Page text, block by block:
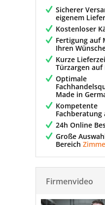
Sicherer
eigenem
Kostenloser
Fertigung auf
Ihren
Kurze
Türzargen auf
Optimale
Made in
Kompetente
Fachberatung
24h Online
Große
Bereich
Firmenvideo